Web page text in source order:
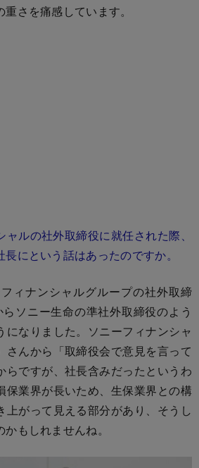
さを痛感しています。
ルの社外取締役に就任された際、
にという話はあったのですか。
ィナンシャルグループの社外取締
ソニー生命の準社外取締役のよう
になりました。ソニーフィナンシャ
さんから「取締役会で意見を言って
らですが、社長含みだったというわ
保業界が長いため、生保業界との構
上がって見える部分があり、そうし
もしれませんね。